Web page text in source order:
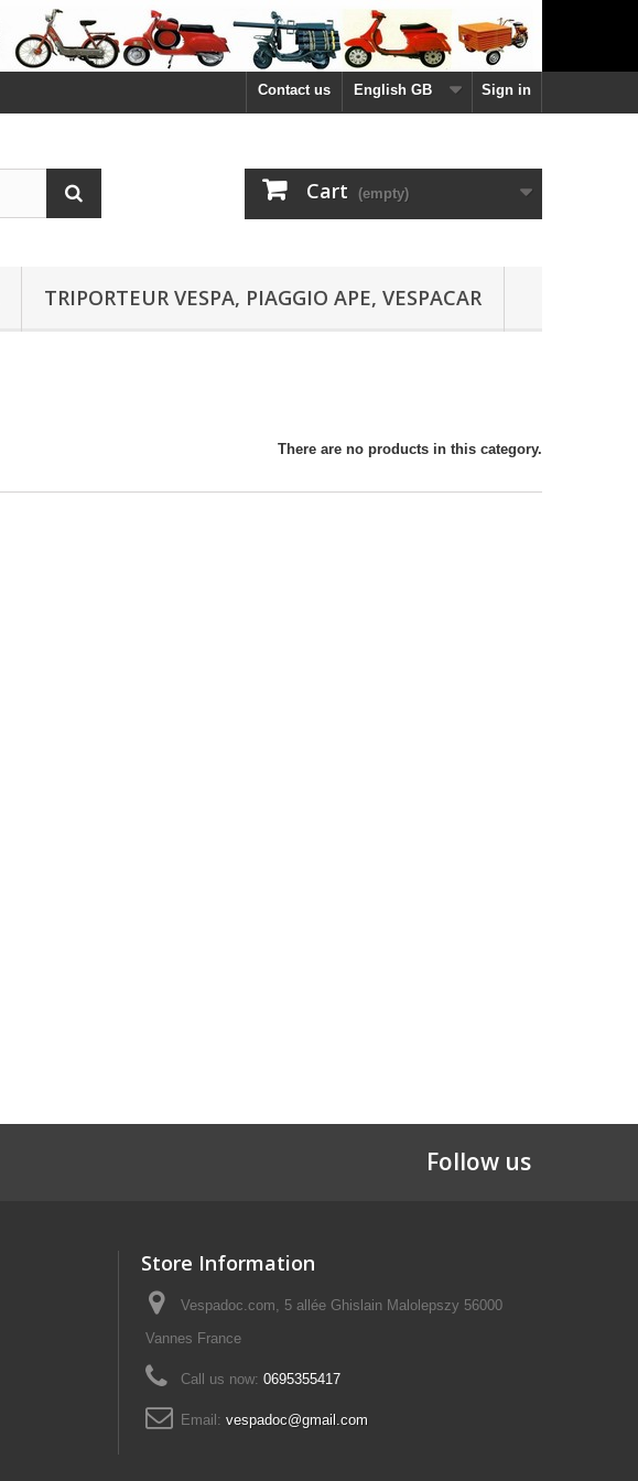
Sign in
English GB
Contact us
Cart (empty)
TRIPORTEUR VESPA, PIAGGIO APE, VESPACAR
There are no products in this category.
Follow us
Store Information
Vespadoc.com, 5 allée Ghislain Malolepszy 56000
Vannes France
Call us now: 0695355417
Email: vespadoc@gmail.com